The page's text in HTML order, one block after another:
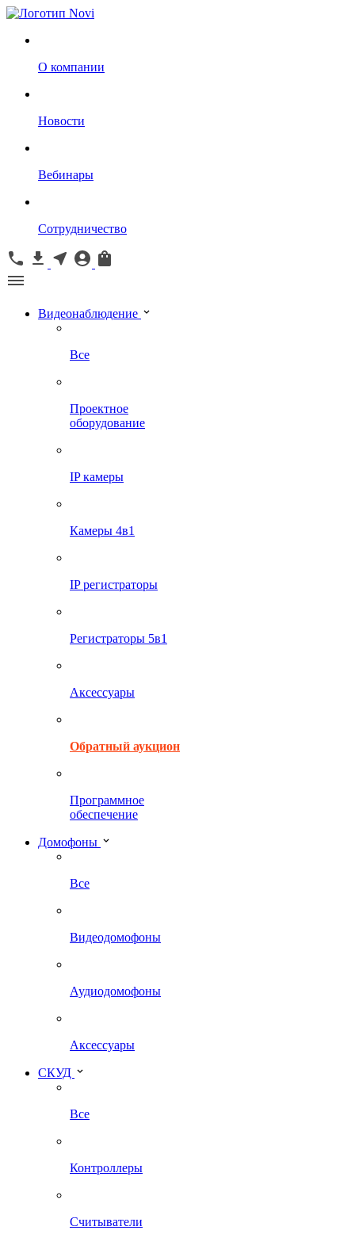
О компании
Новости
Вебинары
Сотрудничество
Видеонаблюдение
Все
Проектное
оборудование
IP камеры
Камеры 4в1
IP регистраторы
Регистраторы 5в1
Аксессуары
Обратный аукцион
Программное
обеспечение
Домофоны
Все
Видеодомофоны
Аудиодомофоны
Аксессуары
СКУД
Все
Контроллеры
Считыватели